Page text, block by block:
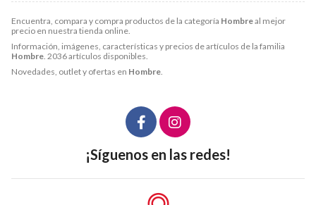
Encuentra, compara y compra productos de la categoría Hombreal mejor
precio en nuestra tienda online.
Información, imágenes, características y precios de artículos de la familia
Hombre. 2036 artículos disponibles.
Novedades, outlet y ofertas en Hombre.
¡Síguenos en las redes!